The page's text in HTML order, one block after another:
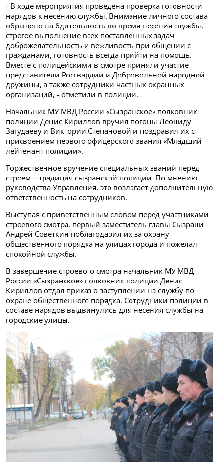
- В ходе мероприятия проведена проверка готовности
нарядов к несению службы. Внимание личного состава
обращено на бдительность во время несения службы,
строгое выполнение всех поставленных задач,
доброжелательность и вежливость при общении с
гражданами, готовность всегда прийти на помощь.
Вместе с полицейскими в смотре приняли участие
представители Росгвардии и Добровольной народной
дружины, а также сотрудники частных охранных
организаций, - отметили в полиции.
Начальник МУ МВД России «Сызранское» полковник
полиции Денис Кириллов вручил погоны Леониду
Загудаеву и Виктории Степановой и поздравил их с
присвоением первого офицерского звания «Младший
лейтенант полиции».
Торжественное вручение специальных званий перед
строем – традиция сызранской полиции. По мнению
руководства Управления, это возлагает дополнительную
ответственность на сотрудников.
Выступая с приветственным словом перед участниками
строевого смотра, первый заместитель главы Сызрани
Андрей Советкин поблагодарил их за охрану
общественного порядка на улицах города и пожелал
спокойной службы.
В завершение строевого смотра начальник МУ МВД
России «Сызранское» полковник полиции Денис
Кириллов отдал приказ о заступлении на службу по
охране общественного порядка. Сотрудники полиции в
составе нарядов выдвинулись для несения службы на
городские улицы.